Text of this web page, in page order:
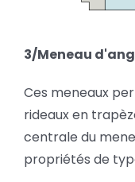
3/Meneau
Ces meneaux
rideaux en
centrale du
propriétés de